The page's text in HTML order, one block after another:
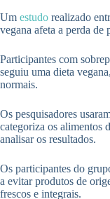
Um estudo realizado
vegana afeta a perda de
Participantes com
seguiu uma dieta
normais.
Os pesquisadores
categoriza os alimentos
analisar os resultados.
Os participantes do
a evitar produtos de
frescos e integrais.